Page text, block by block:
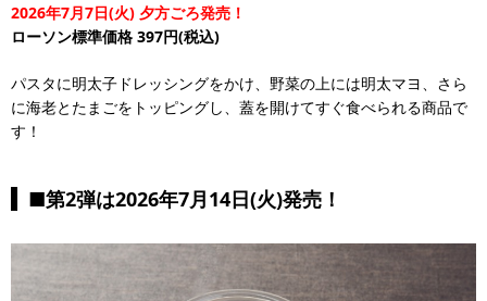
2026年7月7日(火) 夕方ごろ発売！
ローソン標準価格 397円(税込)
パスタに明太子ドレッシングをかけ、野菜の上には明太マヨ、さら
に海老とたまごをトッピングし、蓋を開けてすぐ食べられる商品で
す！
■第2弾は2026年7月14日(火)発売！